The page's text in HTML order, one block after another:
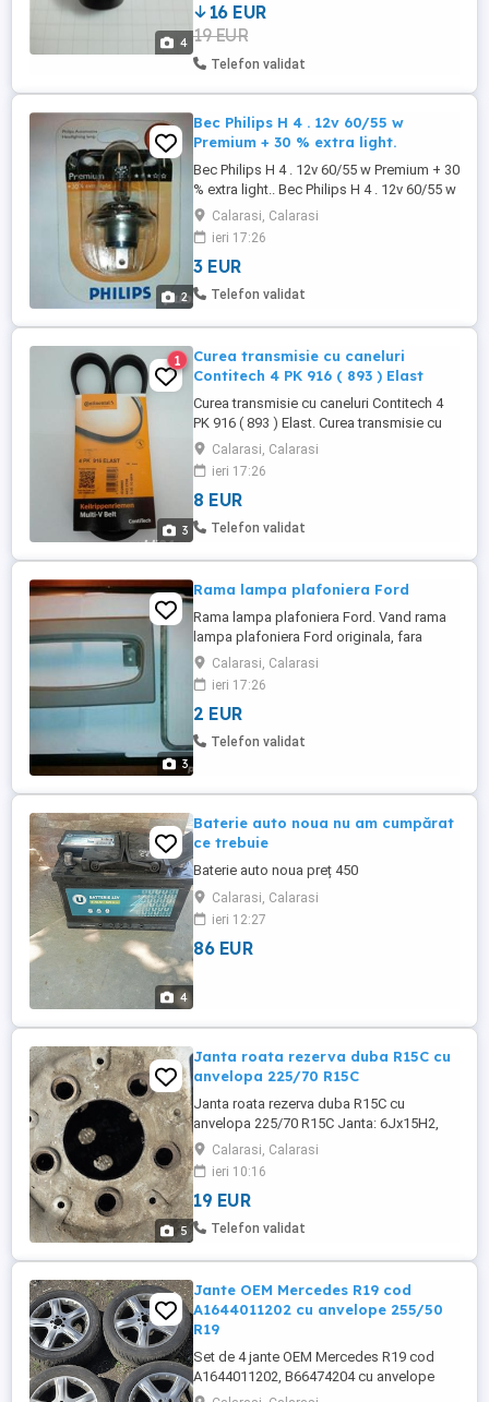
4
16 EUR
19 EUR
Telefon validat
2
Bec Philips H 4 . 12v 60/55 w
Premium + 30 % extra light.
Bec Philips H 4 . 12v 60/55 w Premium + 30
% extra light.. Bec Philips H 4 . 12v 60/55 w
Premium + 30 % extra light.
Calarasi, Calarasi
ieri 17:26
3 EUR
Telefon validat
3
1
Curea transmisie cu caneluri
Contitech 4 PK 916 ( 893 ) Elast
Curea transmisie cu caneluri Contitech 4
PK 916 ( 893 ) Elast. Curea transmisie cu
caneluri Contitech 4 PK 916 ( 893 ) Elast ,
noua, Antrenat: compresor aer
conditionat. Coduri OE RENAULT:
8200193083 Nume marca: CONTITECH (
Continental ) Origine: Germania Calitate:
Calarasi, Calarasi
ieri 17:26
8 EUR
Telefon validat
3
Rama lampa plafoniera Ford
Rama lampa plafoniera Ford. Vand rama
lampa plafoniera Ford originala, fara
clipsuri rupte sau alte defecte. Inclusa si
rama metalica ce vine la montaj sub
capitonajul plafonului.
Calarasi, Calarasi
ieri 17:26
2 EUR
Telefon validat
4
Baterie auto noua nu am cumpărat
ce trebuie
Baterie auto noua preț 450
Calarasi, Calarasi
ieri 12:27
86 EUR
5
Janta roata rezerva duba R15C cu
anvelopa 225/70 R15C
Janta roata rezerva duba R15C cu
anvelopa 225/70 R15C Janta: 6Jx15H2,
5x130, CB:84,1; cod9034000102 Se
potriveste la Mercedes Sprinter W903 (an
2004), VW LT35 (an 2004) etc
Calarasi, Calarasi
ieri 10:16
19 EUR
Telefon validat
Jante OEM Mercedes R19 cod
A1644011202 cu anvelope 255/50
R19
Set de 4 jante OEM Mercedes R19 cod
A1644011202, B66474204 cu anvelope
Nokian WR Suv 3 255/50 R19 Janta: